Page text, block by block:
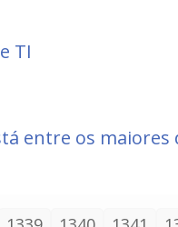
TI
entre os maiores